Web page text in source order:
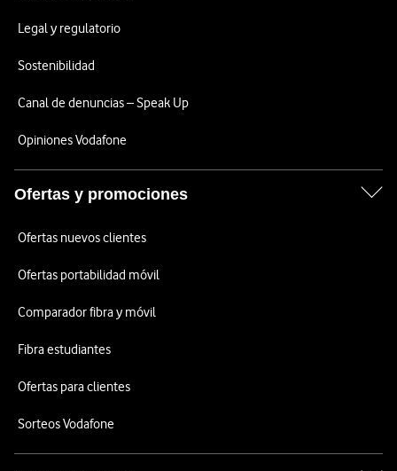
Legal y regulatorio
Sostenibilidad
Canal de denuncias – Speak Up
Opiniones Vodafone
Ofertas y promociones
Ofertas nuevos clientes
Ofertas portabilidad móvil
Comparador fibra y móvil
Fibra estudiantes
Ofertas para clientes
Sorteos Vodafone